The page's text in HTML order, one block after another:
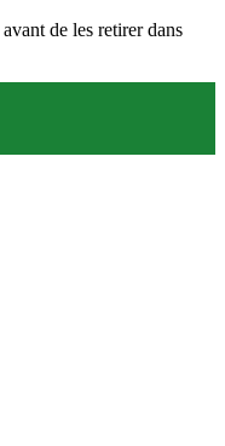
avant de les retirer dans